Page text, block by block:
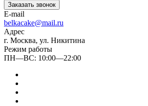
Заказать звонок
E-mail
belkacake@mail.ru
Адрес
г. Москва, ул. Никитина
Режим работы
ПН—ВС: 10:00—22:00